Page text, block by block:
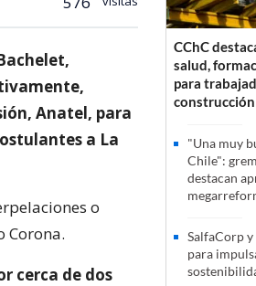
Anatel, para
a La
o
Corona.
cerca de dos
CChC
salud,
para
construcción
"Una muy
Chile":
destacan
SalfaCorp
para